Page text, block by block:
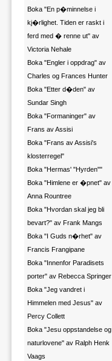
Boka "En p�minnelse i
kj�rlighet. Tiden er raskt i
ferd med � renne ut" av
Victoria Nehale
Boka "Engler i oppdrag" av
Charles og Frances Hunter
Boka "Etter d�den" av
Sundar Singh
Boka "Formaninger" av
Frans av Assisi
Boka "Frans av Assisi's
klosterregel"
Boka "Hermas' "Hyrden""
Boka "Himlene er �pnet" av
Anna Rountree
Boka "Hvordan skal jeg bli
bevart?" av Frank Mangs
Boka "I Guds n�rhet" av
Francis Frangipane
Boka "Innenfor Paradisets
porter" av Rebecca Springer
Boka "Jeg vandret i
Himmelen med Jesus" av
Percy Collett
Boka "Jesu oppstandelse og
naturlovene" av Ralph Henk
Vaags